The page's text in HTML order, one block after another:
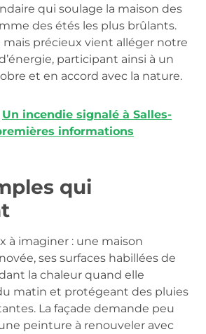
qui soulage la maison des
des étés les plus brûlants.
mais précieux vient alléger notre
participant ainsi à un
et en accord avec la nature.
Un incendie signalé à Salles-
informations
qui
à imaginer : une maison
ses surfaces habillées de
la chaleur quand elle
matin et protégeant des pluies
La façade demande peu
peinture à renouveler avec